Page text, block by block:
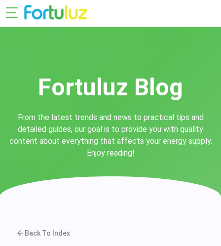
Fortuluz Blog
From the latest trends and news to practical tips and
detailed guides, our goal is to provide you with quality
content about everything that affects your energy supply.
Enjoy reading!
Back To Index